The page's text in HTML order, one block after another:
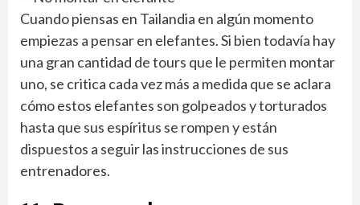
Cuando piensas en Tailandia en algún momento
empiezas a pensar en elefantes. Si bien todavía hay
una gran cantidad de tours que le permiten montar
uno, se critica cada vez más a medida que se aclara
cómo estos elefantes son golpeados y torturados
hasta que sus espíritus se rompen y están
dispuestos a seguir las instrucciones de sus
entrenadores.